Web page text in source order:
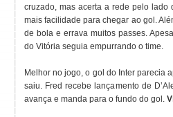
cruzado, mas acerta a rede pelo
mais facilidade para chegar ao gol.
de bola e errava muitos passes.
do Vitória seguia empurrando o time.
Melhor no jogo, o gol do Inter parecia
saiu. Fred recebe lançamento de
avança e manda para o fundo do gol.